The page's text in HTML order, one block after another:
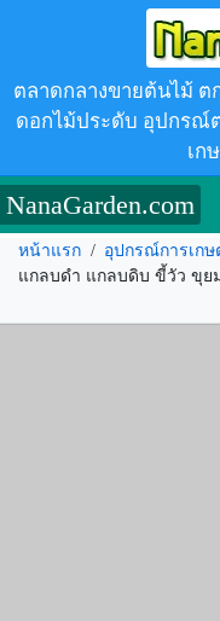
ตลาดกลางขายต้นไม้ ต
ดอกไม้ประดับ อุปกรณ์
เก
NanaGarden.com
หน้าแรก / อุปกรณ์การเกษ